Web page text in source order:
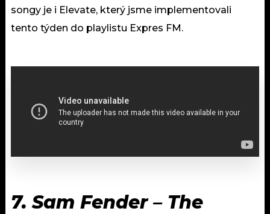
songy je i Elevate, který jsme implementovali
tento týden do playlistu Expres FM.
7.Sam Fender – The